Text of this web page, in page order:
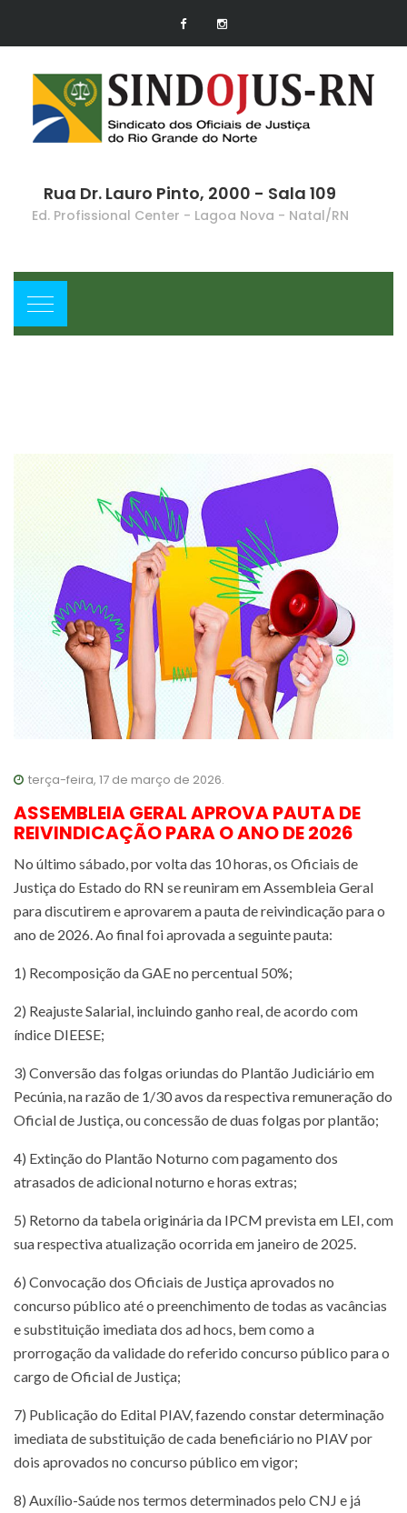
Rua Dr. Lauro Pinto, 2000 - Sala 109
Ed. Profissional Center - Lagoa Nova - Natal/RN
terça-feira, 17 de março de 2026.
ASSEMBLEIA GERAL APROVA PAUTA DE
REIVINDICAÇÃO PARA O ANO DE 2026
No último sábado, por volta das 10 horas, os Oficiais de
Justiça do Estado do RN se reuniram em Assembleia Geral
para discutirem e aprovarem a pauta de reivindicação para o
ano de 2026. Ao final foi aprovada a seguinte pauta:
1) Recomposição da GAE no percentual 50%;
2) Reajuste Salarial, incluindo ganho real, de acordo com
índice DIEESE;
3) Conversão das folgas oriundas do Plantão Judiciário em
Pecúnia, na razão de 1/30 avos da respectiva remuneração do
Oficial de Justiça, ou concessão de duas folgas por plantão;
4) Extinção do Plantão Noturno com pagamento dos
atrasados de adicional noturno e horas extras;
5) Retorno da tabela originária da IPCM prevista em LEI, com
sua respectiva atualização ocorrida em janeiro de 2025.
6) Convocação dos Oficiais de Justiça aprovados no
concurso público até o preenchimento de todas as vacâncias
e substituição imediata dos ad hocs, bem como a
prorrogação da validade do referido concurso público para o
cargo de Oficial de Justiça;
7) Publicação do Edital PIAV, fazendo constar determinação
imediata de substituição de cada beneficiário no PIAV por
dois aprovados no concurso público em vigor;
8) Auxílio-Saúde nos termos determinados pelo CNJ e já